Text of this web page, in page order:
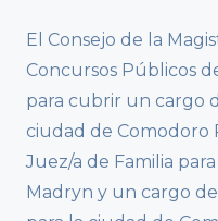
El Consejo de la
Concursos Públicos
para cubrir un cargo
ciudad de Comodoro
Juez/a de Familia
Madryn y un cargo de